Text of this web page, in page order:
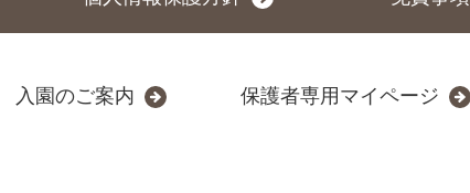
入園のご案内 保護者専用マイページ